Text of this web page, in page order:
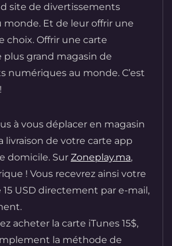
site de divertissements
monde. Et de leur offrir une
choix. Offrir une carte
plus grand magasin de
numériques au monde. C’est
à vous déplacer en magasin
livraison de votre carte app
domicile. Sur Zoneplay.ma,
! Vous recevrez ainsi votre
15 USD directement par e-mail,
acheter la carte iTunes 15$,
la méthode de